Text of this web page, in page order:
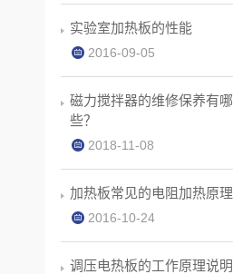
实验室加热板的性能
2016-09-05
磁力搅拌器的维修保养有哪
些？
2018-11-08
加热板常见的电阻加热原理
2016-10-24
调压电热板的工作原理说明